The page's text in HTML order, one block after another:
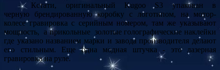
Кстати, оригинальный Kugoo S3 упакован в
черную брендированную коробку с логотипом, на мотор-
колесе гравировка с серийным номером, там же указывают
мощность, а прикольные золотые голографические наклейки
где указано названием марки и завода производителя делают
его стильным. Еще одна модная штучка - это лазерная
гравировка на руле.